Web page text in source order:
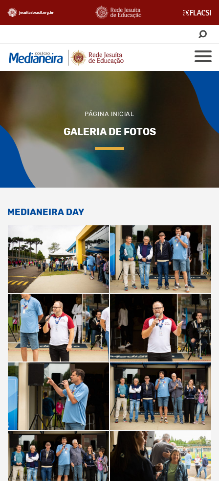
PÁGINA INICIAL
GALERIA DE FOTOS
MEDIANEIRA DAY